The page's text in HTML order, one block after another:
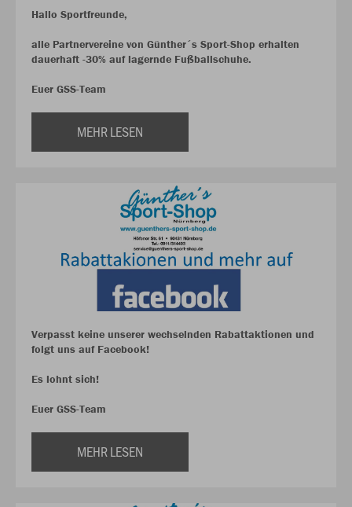
Hallo Sportfreunde,
alle Partnervereine von Günther´s Sport-Shop erhalten
dauerhaft -30% auf lagernde Fußballschuhe.
Euer GSS-Team
MEHR LESEN
Verpasst keine unserer wechselnden Rabattaktionen und
folgt uns auf Facebook!
Es lohnt sich!
Euer GSS-Team
MEHR LESEN